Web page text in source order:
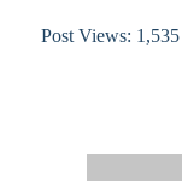
Post Views: 1,535